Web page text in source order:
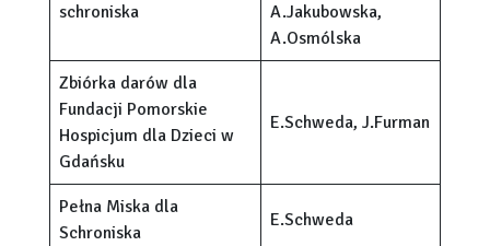
schroniska
A.Jakubowska,
A.Osmólska
Zbiórka darów dla
Fundacji Pomorskie
Hospicjum dla Dzieci w
Gdańsku
E.Schweda, J.Furman
Pełna Miska dla
Schroniska
E.Schweda